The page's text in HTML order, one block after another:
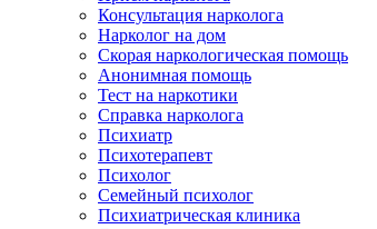
Консультация нарколога
Нарколог на дом
Скорая наркологическая помощь
Анонимная помощь
Тест на наркотики
Справка нарколога
Психиатр
Психотерапевт
Психолог
Семейный психолог
Психиатрическая клиника